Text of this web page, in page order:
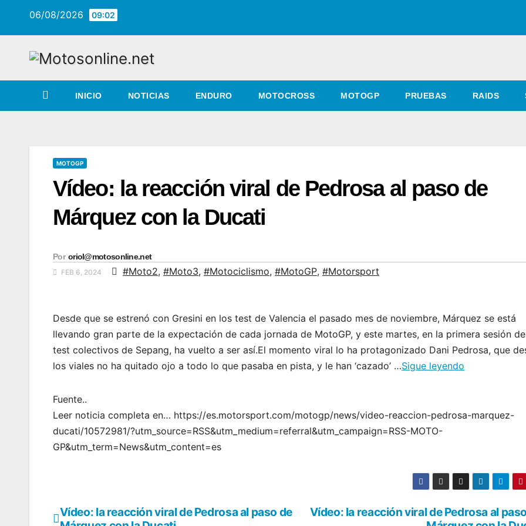
06/08/2026 09:02
INICIO NOTICIAS ENDURO MOTOCROSS MOTOGP PRUEBAS RAIDS
MOTOGP
Vídeo: la reacción viral de Pedrosa al paso de
Márquez con la Ducati
Por oriol@motosonline.net
FEB 6, 2024 #Moto2, #Moto3, #Motociclismo, #MotoGP, #Motorsport
Desde que se estrenó con Gresini en los test de Valencia el pasado mes de noviembre, Márquez se está
llevando gran parte de la expectación de cada jornada de MotoGP, y este martes, en la primera sesión
test colectivos de Sepang, ha vuelto a ser así.El momento viral lo ha protagonizado Dani Pedrosa, que
los viales no ha quitado ojo a todo lo que pasaba en pista, y le han ‘cazado’ …Sigue leyendo
Fuente..
Leer noticia completa en… https://es.motorsport.com/motogp/news/video-reaccion-pedrosa-marquez-
ducati/10572981/?utm_source=RSS&utm_medium=referral&utm_campaign=RSS-MOTO-
GP&utm_term=News&utm_content=es
Navegación
Vídeo: la reacción viral de Pedrosa al
Vídeo: la reacción viral de Pedrosa al paso de